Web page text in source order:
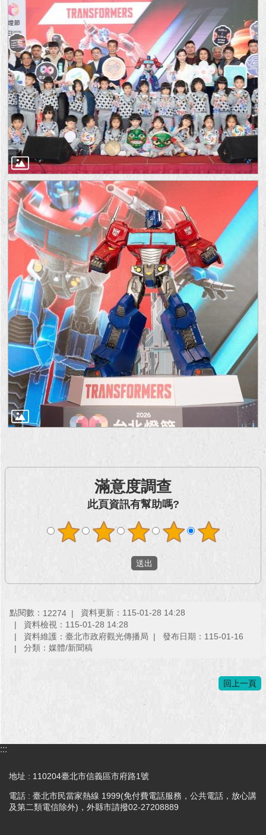
滿意度調查
此頁資訊有幫助嗎?
點閱數： 12274
資料更新：115-01-28 14:28
資料檢視：115-01-28 14:28
資料維護：臺北市政府觀光傳播局
發布日期：115-01-16
分類：媒體/新聞稿
回上一頁
:::
地址 : 110204臺北市信義區市府路1號
電話 : 臺北市民當家熱線 1999(免付費電話服務，公共電話，放心講
及第二類電信除外)，外縣市請撥02-27208889